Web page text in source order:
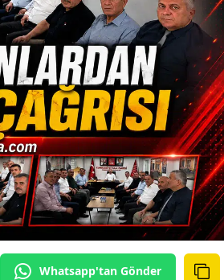
Whatsapp'tan Gönder